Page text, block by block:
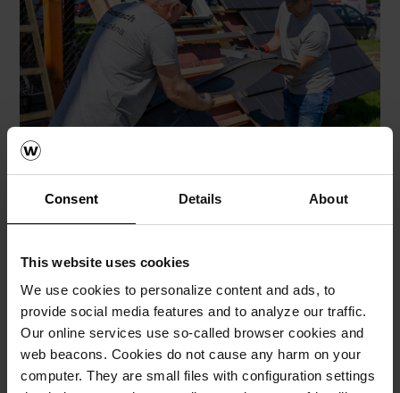
Consent Details About
This website uses cookies
We use cookies to personalize content and ads, to
provide social media features and to analyze our traffic.
Our online services use so-called browser cookies and
web beacons. Cookies do not cause any harm on your
computer. They are small files with configuration settings